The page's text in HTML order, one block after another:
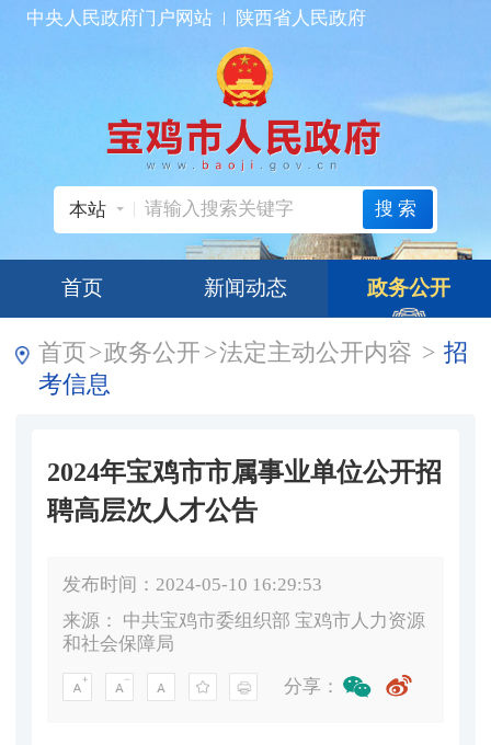
中央人民政府门户网站 陕西省人民政府
本站 搜索
首页 新闻动态 政务公开
首页>政务公开 >法定主动公开内容 > 招
考信息
2024年宝鸡市市属事业单位公开招
聘高层次人才公告
发布时间：2024-05-10 16:29:53
来源： 中共宝鸡市委组织部 宝鸡市人力资源
和社会保障局
分享：